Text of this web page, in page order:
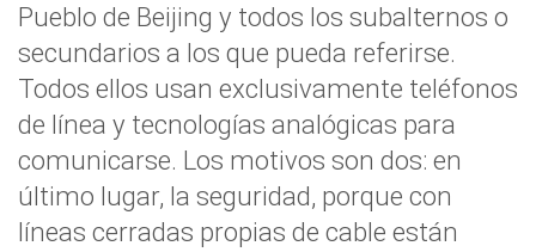
Pueblo de Beijing y todos los subalternos o
secundarios a los que pueda referirse.
Todos ellos usan exclusivamente teléfonos
de línea y tecnologías analógicas para
comunicarse. Los motivos son dos: en
último lugar, la seguridad, porque con
líneas cerradas propias de cable están